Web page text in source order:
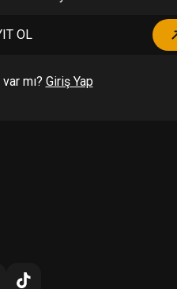
OL
mı? Giriş Yap